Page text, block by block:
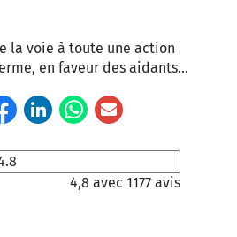
la voie à toute une action
en faveur des aidants...
4,8 avec 1177 avis